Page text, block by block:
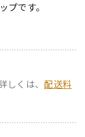
プです。
しくは、配送料